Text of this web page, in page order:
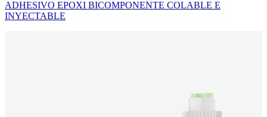
ADHESIVO EPOXI BICOMPONENTE COLABLE E
INYECTABLE